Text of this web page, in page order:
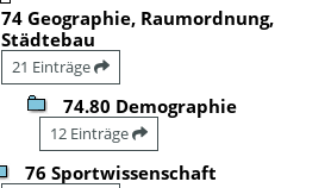
74 Geographie, Raumordnung,
Städtebau
21 Einträge
74.80 Demographie
12 Einträge
76 Sportwissenschaft